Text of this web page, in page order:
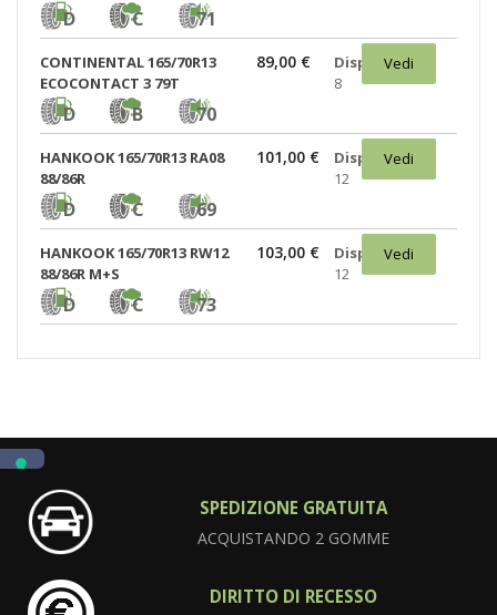
D C 71
CONTINENTAL 165/70R13
ECOCONTACT 3 79T
D B 70
89,00 €
Disponibili:
8
Vedi
HANKOOK 165/70R13 RA08
88/86R
D C 69
101,00 €
Disponibili:
12
Vedi
HANKOOK 165/70R13 RW12
88/86R M+S
D C 73
103,00 €
Disponibili:
12
Vedi
SPEDIZIONE GRATUITA
ACQUISTANDO 2 GOMME
DIRITTO DI RECESSO